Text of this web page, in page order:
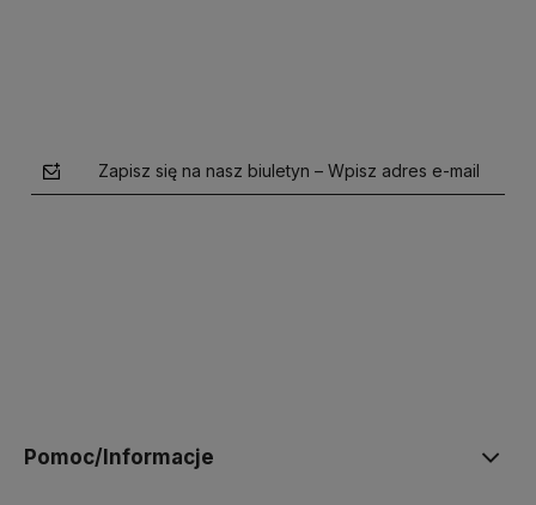
Zapisz się na nasz biuletyn – Wpisz adres e-mail
Pomoc/Informacje